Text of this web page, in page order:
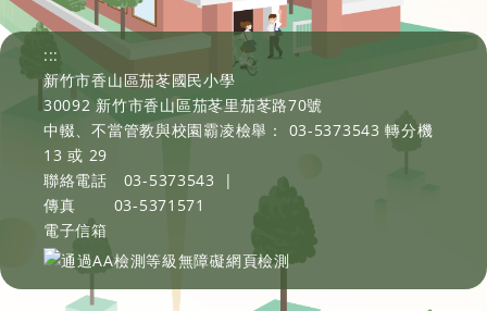
:::
新竹市香山區茄苳國民小學
30092 新竹市香山區茄苳里茄苳路70號
中輟、不當管教與校園霸凌檢舉： 03-5373543 轉分機
13 或 29
聯絡電話
03-5373543
|
傳真
03-5371571
電子信箱